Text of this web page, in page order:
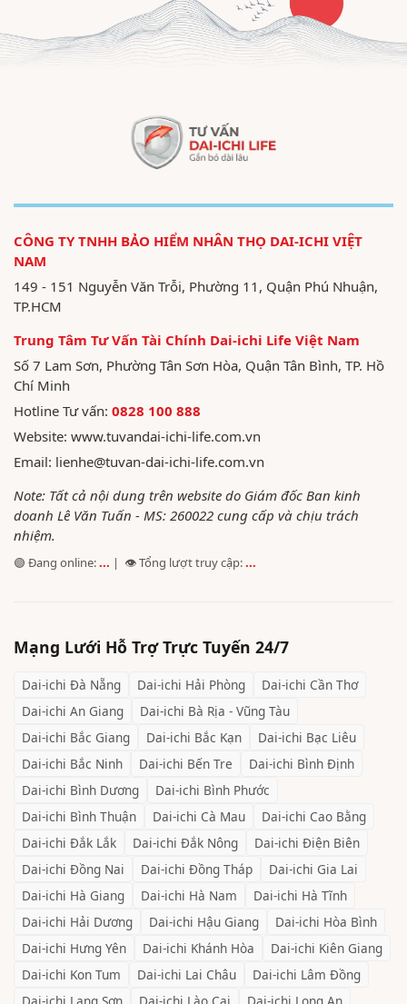
CÔNG TY TNHH BẢO HIỂM NHÂN THỌ DAI-ICHI VIỆT
NAM
149 - 151 Nguyễn Văn Trỗi, Phường 11, Quận Phú Nhuận,
TP.HCM
Trung Tâm Tư Vấn Tài Chính Dai-ichi Life Việt Nam
Số 7 Lam Sơn, Phường Tân Sơn Hòa, Quận Tân Bình, TP. Hồ
Chí Minh
Hotline Tư vấn: 0828 100 888
Website: www.tuvandai-ichi-life.com.vn
Email: lienhe@tuvan-dai-ichi-life.com.vn
Note: Tất cả nội dung trên website do Giám đốc Ban kinh
doanh Lê Văn Tuấn - MS: 260022 cung cấp và chịu trách
nhiệm.
🟢 Đang online:... | 👁️ Tổng lượt truy cập:...
Mạng Lưới Hỗ Trợ Trực Tuyến 24/7
Dai-ichi Đà Nẵng Dai-ichi Hải Phòng Dai-ichi Cần Thơ
Dai-ichi An Giang Dai-ichi Bà Rịa - Vũng Tàu
Dai-ichi Bắc Giang Dai-ichi Bắc Kạn Dai-ichi Bạc Liêu
Dai-ichi Bắc Ninh Dai-ichi Bến Tre Dai-ichi Bình Định
Dai-ichi Bình Dương Dai-ichi Bình Phước
Dai-ichi Bình Thuận Dai-ichi Cà Mau Dai-ichi Cao Bằng
Dai-ichi Đắk Lắk Dai-ichi Đắk Nông Dai-ichi Điện Biên
Dai-ichi Đồng Nai Dai-ichi Đồng Tháp Dai-ichi Gia Lai
Dai-ichi Hà Giang Dai-ichi Hà Nam Dai-ichi Hà Tĩnh
Dai-ichi Hải Dương Dai-ichi Hậu Giang Dai-ichi Hòa Bình
Dai-ichi Hưng Yên Dai-ichi Khánh Hòa Dai-ichi Kiên Giang
Dai-ichi Kon Tum Dai-ichi Lai Châu Dai-ichi Lâm Đồng